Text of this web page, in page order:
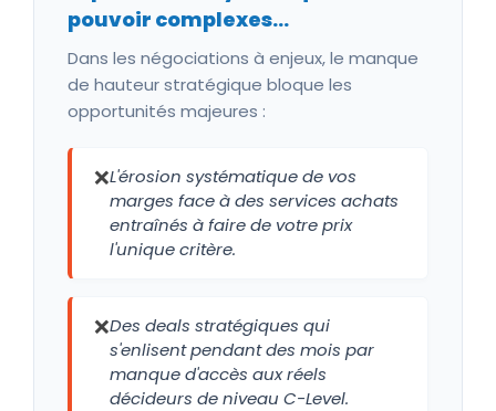
pouvoir complexes...
Dans les négociations à enjeux, le manque
de hauteur stratégique bloque les
opportunités majeures :
❌L'érosion systématique de vos
marges face à des services achats
entraînés à faire de votre prix
l'unique critère.
❌Des deals stratégiques qui
s'enlisent pendant des mois par
manque d'accès aux réels
décideurs de niveau C-Level.